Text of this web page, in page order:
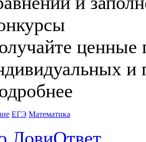
ценные
и
ЕГЭ Математика